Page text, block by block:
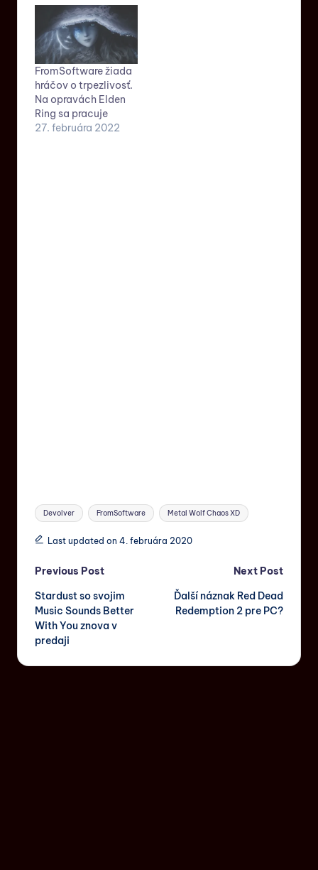
FromSoftware žiada
hráčov o trpezlivosť.
Na opravách Elden
Ring sa pracuje
27. februára 2022
Devolver FromSoftware Metal Wolf Chaos XD
Last updated on 4. februára 2020
Previous Post
Stardust so svojim
Music Sounds Better
With You znova v
predaji
Next Post
Ďalší náznak Red Dead
Redemption 2 pre PC?